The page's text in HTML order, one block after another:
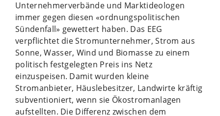
Unternehmerverbände und Marktideologen
immer gegen diesen «ordnungspolitischen
Sündenfall» gewettert haben. Das EEG
verpflichtet die Stromunternehmer, Strom aus
Sonne, Wasser, Wind und Biomasse zu einem
politisch festgelegten Preis ins Netz
einzuspeisen. Damit wurden kleine
Stromanbieter, Häuslebesitzer, Landwirte kräftig
subventioniert, wenn sie Ökostromanlagen
aufstellten. Die Differenz zwischen dem